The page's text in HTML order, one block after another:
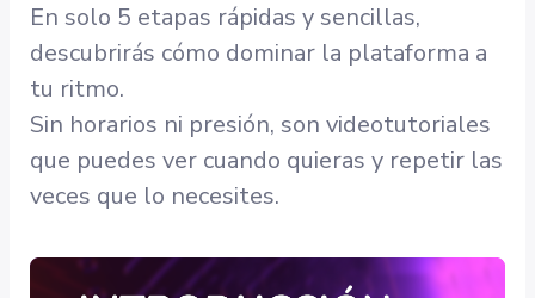
En solo 5 etapas rápidas y sencillas,
descubrirás cómo dominar la plataforma a
tu ritmo.
Sin horarios ni presión, son videotutoriales
que puedes ver cuando quieras y repetir las
veces que lo necesites.